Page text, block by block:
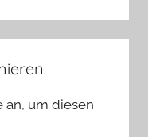
an, um diesen